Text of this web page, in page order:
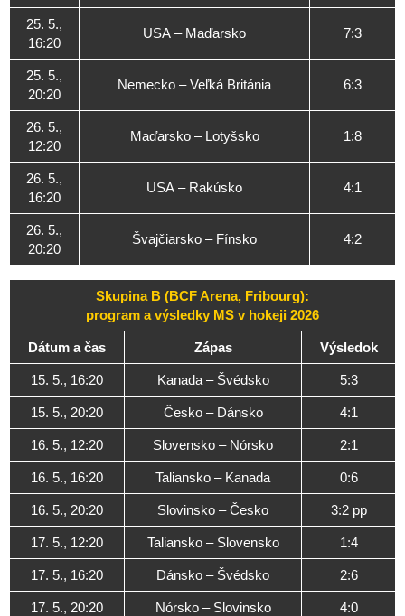
25. 5.,
16:20
USA – Maďarsko 7:3
25. 5.,
20:20
Nemecko – Veľká Británia 6:3
26. 5.,
12:20
Maďarsko – Lotyšsko 1:8
26. 5.,
16:20
USA – Rakúsko 4:1
26. 5.,
20:20
Švajčiarsko – Fínsko 4:2
Skupina B (BCF Arena, Fribourg):
program a výsledky MS v hokeji 2026
Dátum a čas Zápas Výsledok
15. 5., 16:20 Kanada – Švédsko 5:3
15. 5., 20:20 Česko – Dánsko 4:1
16. 5., 12:20 Slovensko – Nórsko 2:1
16. 5., 16:20 Taliansko – Kanada 0:6
16. 5., 20:20 Slovinsko – Česko 3:2 pp
17. 5., 12:20 Taliansko – Slovensko 1:4
17. 5., 16:20 Dánsko – Švédsko 2:6
17. 5., 20:20 Nórsko – Slovinsko 4:0